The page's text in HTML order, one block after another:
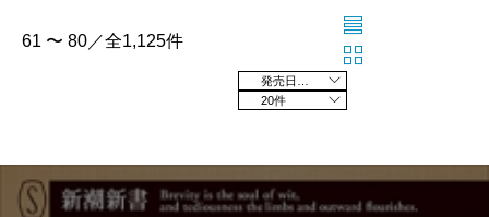
61 〜 80／全1,125件
20件